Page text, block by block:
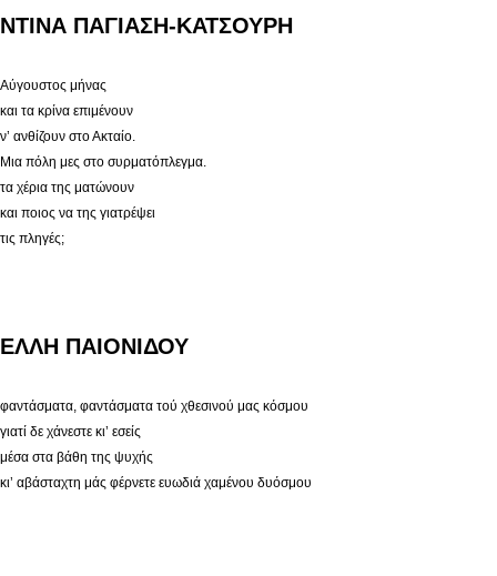
ΝΤΙΝΑ ΠΑΓΙΑΣΗ-ΚΑΤΣΟΥΡΗ
Αύγουστος μήνας
και τα κρίνα επιμένουν
ν’ ανθίζουν στο Ακταίο.
Μια πόλη μες στο συρματόπλεγμα.
τα χέρια της ματώνουν
και ποιος να της γιατρέψει
τις πληγές;
ΕΛΛΗ ΠΑΙΟΝΙΔΟΥ
φαντάσματα, φαντάσματα τού χθεσινού μας κόσμου
γιατί δε χάνεστε κι’ εσείς
μέσα στα βάθη της ψυχής
κι’ αβάσταχτη μάς φέρνετε ευωδιά χαμένου δυόσμου